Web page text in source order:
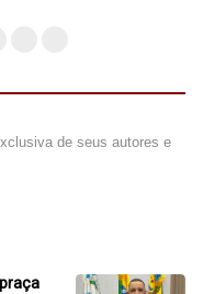
de seus autores e